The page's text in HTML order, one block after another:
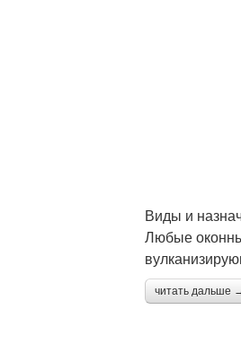
Виды и
Любые
читать дальше